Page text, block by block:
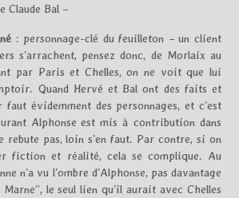
Claude Bal –
: personnage-clé du feuilleton – un client
s’arrachent, pensez donc, de Morlaix au
par Paris et Chelles, on ne voit que lui
Quand Hervé et Bal ont des faits et
évidemment des personnages, et c’est
Alphonse est mis à contribution dans
rebute pas, loin s’en faut. Par contre, si on
fiction et réalité, cela se complique. Au
n’a vu l’ombre d’Alphonse, pas davantage
Marne”, le seul lien qu’il aurait avec Chelles